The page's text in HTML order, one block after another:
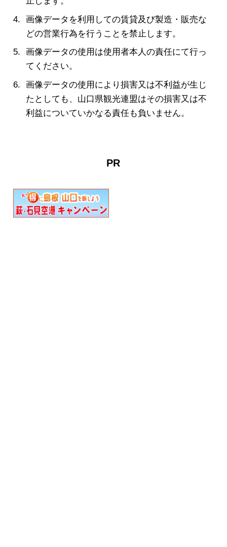
画像データを利用しての賃貸及び製造・販売な
どの営業行為を行うことを禁止します。
画像データの使用は使用者本人の責任にて行っ
てください。
画像データの使用により損害又は不利益が生じ
たとしても、山口県観光連盟はその損害又は不
利益についていかなる責任も負いません。
PR